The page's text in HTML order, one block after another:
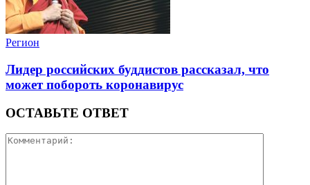
Регион
Лидер российских буддистов рассказал, что
может побороть коронавирус
ОСТАВЬТЕ ОТВЕТ